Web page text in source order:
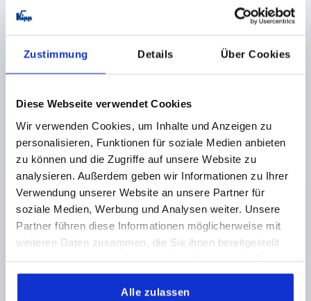
Zustimmung Details Über Cookies
Diese Webseite verwendet Cookies
Wir verwenden Cookies, um Inhalte und Anzeigen zu
personalisieren, Funktionen für soziale Medien anbieten
zu können und die Zugriffe auf unsere Website zu
analysieren. Außerdem geben wir Informationen zu Ihrer
Verwendung unserer Website an unsere Partner für
soziale Medien, Werbung und Analysen weiter. Unsere
Partner führen diese Informationen möglicherweise mit
weiteren Daten zusammen, die Sie ihnen bereitgestellt
gesammelt haben.
Alle zulassen
zzgl. MwSt.
zzgl. Versandkosten
DETAILS
SPANNHEBEL GR.3 M12, A=134,5, FORM:0°,
EDELSTAHL 1.4305 BLANK, KOMP:KUNSTSTOFF
Bestellnummer:K0109.3122